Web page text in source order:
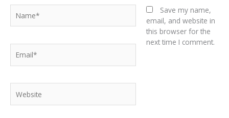
Save my name,
email, and website in
this browser for the
next time I comment.